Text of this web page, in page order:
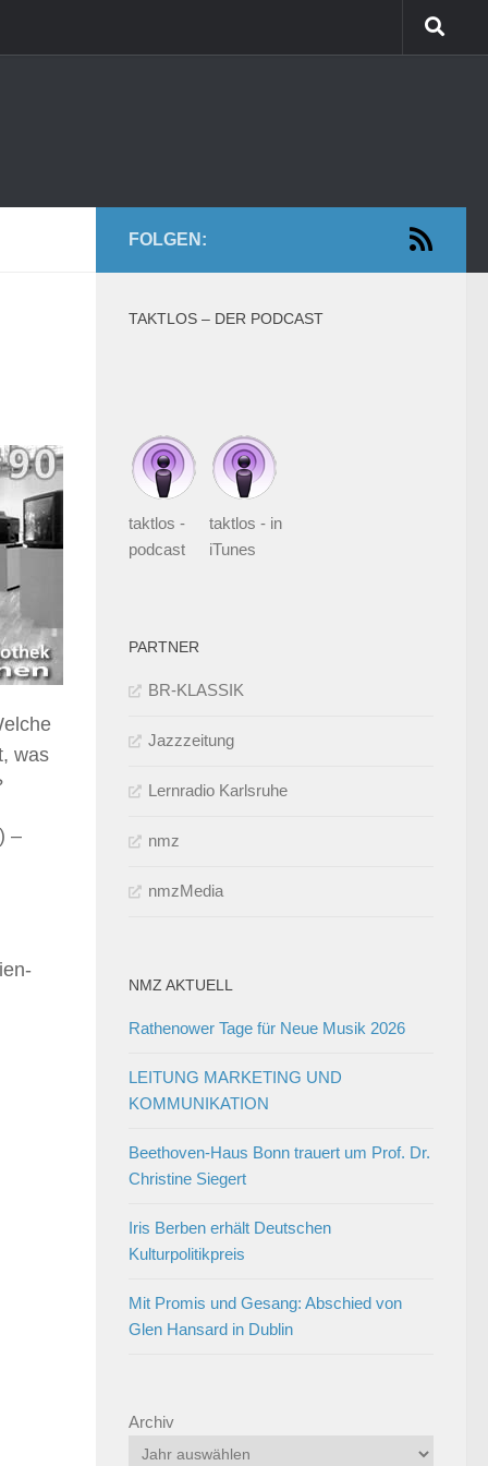
was
–
FOLGEN:
TAKTLOS – DER PODCAST
taktlos -
podcast
taktlos - in
iTunes
PARTNER
BR-KLASSIK
Jazzzeitung
Lernradio Karlsruhe
nmz
nmzMedia
NMZ AKTUELL
Rathenower Tage für Neue Musik 2026
LEITUNG MARKETING UND
KOMMUNIKATION
Beethoven-Haus Bonn trauert um Prof. Dr.
Christine Siegert
Iris Berben erhält Deutschen
Kulturpolitikpreis
Mit Promis und Gesang: Abschied von
Glen Hansard in Dublin
Archiv